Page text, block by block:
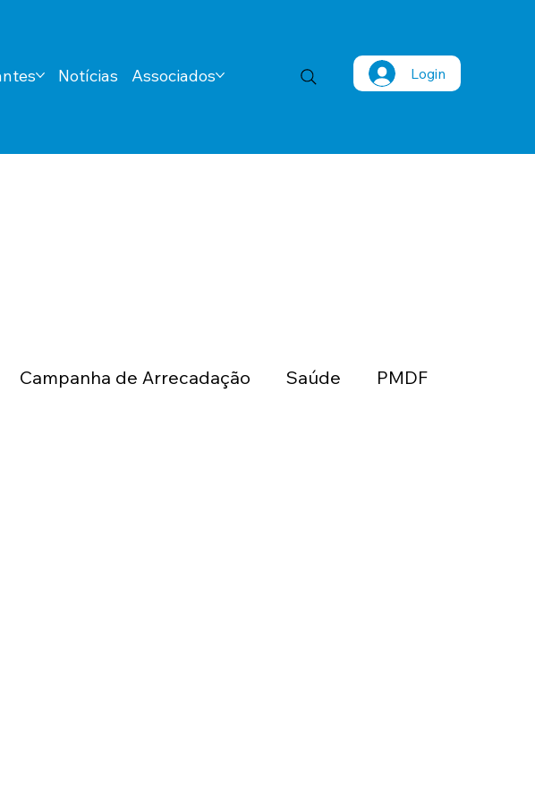
Notícias Associados Login
Campanha de Arrecadação Saúde PMDF